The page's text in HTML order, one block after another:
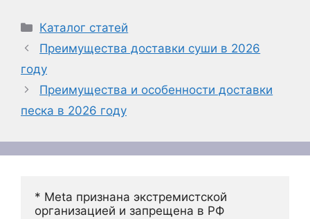
Рубрики
Каталог статей
Преимущества доставки суши в 2026
году
Преимущества и особенности доставки
песка в 2026 году
* Meta признана экстремистской
организацией и запрещена в РФ